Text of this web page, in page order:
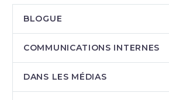
BLOGUE
COMMUNICATIONS INTERNES
DANS LES MÉDIAS